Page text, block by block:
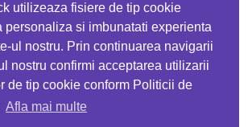
utilizeaza fisiere de tip cookie
personaliza si imbunatati experienta
ul nostru. Prin continuarea navigarii
nostru confirmi acceptarea utilizarii
de tip cookie conform Politicii de
Afla mai multe
MYPROTEIN
la orice comandă folosind codul
EATTRACK